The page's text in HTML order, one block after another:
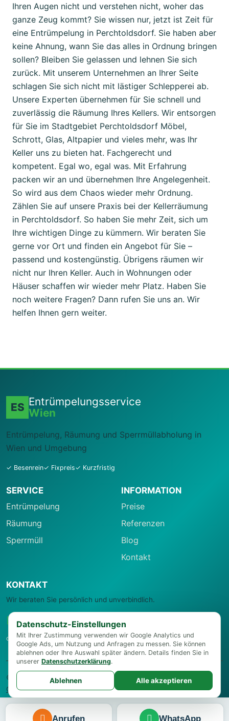
Ihren Augen nicht und verstehen nicht, woher das
ganze Zeug kommt? Sie wissen nur, jetzt ist Zeit für
eine Entrümpelung in Perchtoldsdorf. Sie haben aber
keine Ahnung, wann Sie das alles in Ordnung bringen
sollen? Bleiben Sie gelassen und lehnen Sie sich
zurück. Mit unserem Unternehmen an Ihrer Seite
schlagen Sie sich nicht mit lästiger Schlepperei ab.
Unsere Experten übernehmen für Sie schnell und
zuverlässig die Räumung Ihres Kellers. Wir entsorgen
für Sie im Stadtgebiet Perchtoldsdorf Möbel,
Schrott, Glas, Altpapier und vieles mehr, was Ihr
Keller uns zu bieten hat. Fachgerecht und
kompetent. Egal wo, egal was. Mit Erfahrung
packen wir an und übernehmen Ihre Angelegenheit.
So wird aus dem Chaos wieder mehr Ordnung.
Zählen Sie auf unsere Praxis bei der Kellerräumung
in Perchtoldsdorf. So haben Sie mehr Zeit, sich um
Ihre wichtigen Dinge zu kümmern. Wir beraten Sie
gerne vor Ort und finden ein Angebot für Sie –
passend und kostengünstig. Übrigens räumen wir
nicht nur Ihren Keller. Auch in Wohnungen oder
Häuser schaffen wir wieder mehr Platz. Haben Sie
noch weitere Fragen? Dann rufen Sie uns an. Wir
helfen Ihnen gern weiter.
ES Entrümpelungsservice
Wien
Entrümpelung, Räumung und Sperrmüllabholung in
Wien und Umgebung
✓ Besenrein✓ Fixpreis✓ Kurzfristig
SERVICE
Entrümpelung
Räumung
Sperrmüll
INFORMATION
Preise
Referenzen
Blog
Kontakt
KONTAKT
Wir beraten Sie persönlich und unverbindlich.
0664 22 27 006
office@entruempelungsservice-wien.at
© 2026 Entrümpelungsservice Wien Impressum·Datenschutz
Cookie-Einstellungen
Anrufen WhatsApp
Datenschutz-Einstellungen
Mit Ihrer Zustimmung verwenden wir Google Analytics und
Google Ads, um Nutzung und Anfragen zu messen. Sie können
ablehnen oder Ihre Auswahl später ändern. Details finden Sie in
unserer Datenschutzerklärung.
Ablehnen Alle akzeptieren